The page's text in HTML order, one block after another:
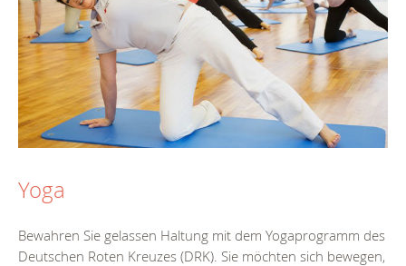
Yoga
Bewahren Sie gelassen Haltung mit dem Yogaprogramm des
Deutschen Roten Kreuzes (DRK). Sie möchten sich bewegen,